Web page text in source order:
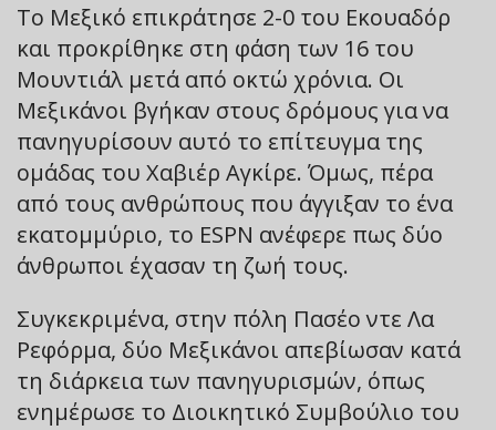
Το Μεξικό επικράτησε 2-0 του Εκουαδόρ
και προκρίθηκε στη φάση των 16 του
Μουντιάλ μετά από οκτώ χρόνια. Οι
Μεξικάνοι βγήκαν στους δρόμους για να
πανηγυρίσουν αυτό το επίτευγμα της
ομάδας του Χαβιέρ Αγκίρε. Όμως, πέρα
από τους ανθρώπους που άγγιξαν το ένα
εκατομμύριο, το ESPN ανέφερε πως δύο
άνθρωποι έχασαν τη ζωή τους.
Συγκεκριμένα, στην πόλη Πασέο ντε Λα
Ρεφόρμα, δύο Μεξικάνοι απεβίωσαν κατά
τη διάρκεια των πανηγυρισμών, όπως
ενημέρωσε το Διοικητικό Συμβούλιο του